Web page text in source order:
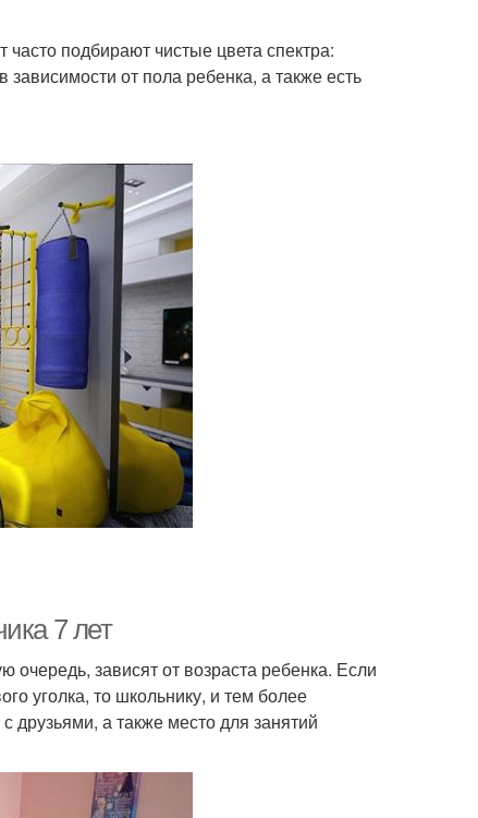
подбирают чистые цвета спектра:
от пола ребенка, а также есть
7 лет
зависят от возраста ребенка. Если
уголка, то школьнику, и тем более
друзьями, а также место для занятий